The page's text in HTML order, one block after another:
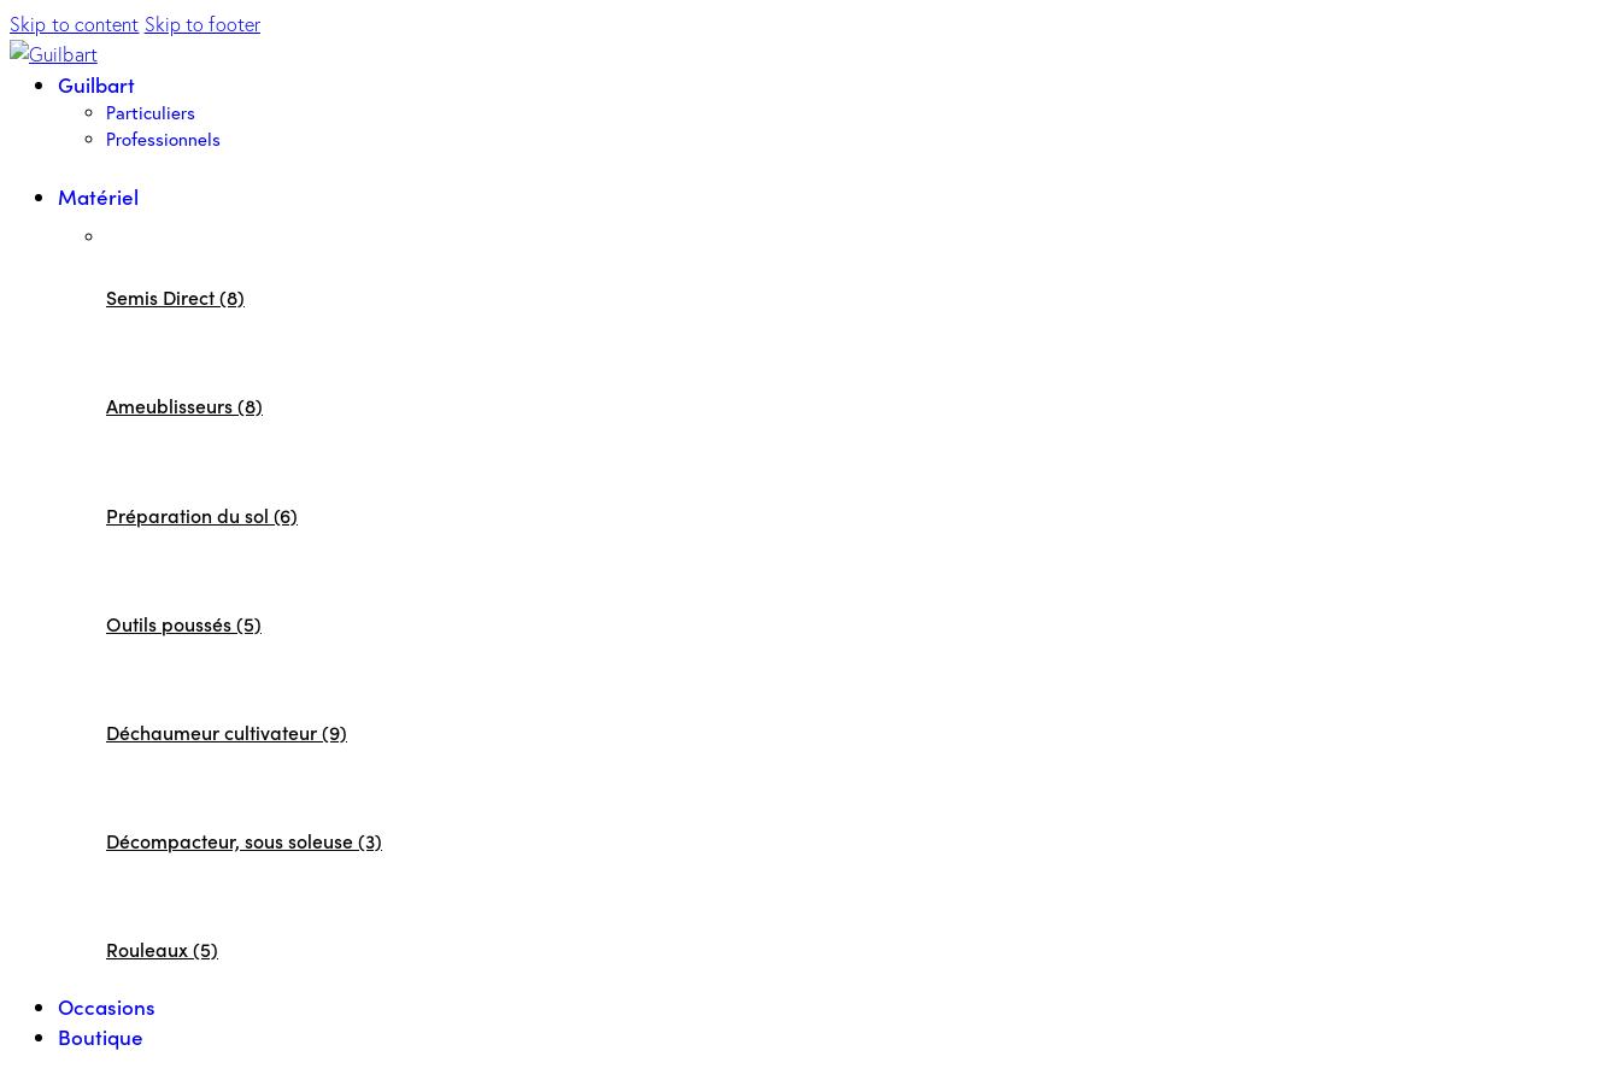
Skip to content Skip to footer
Guilbart
Particuliers
Professionnels
Matériel
Semis Direct (8)
Ameublisseurs (8)
Préparation du sol (6)
Outils poussés (5)
Déchaumeur cultivateur (9)
Décompacteur, sous soleuse (3)
Rouleaux (5)
Occasions
Boutique